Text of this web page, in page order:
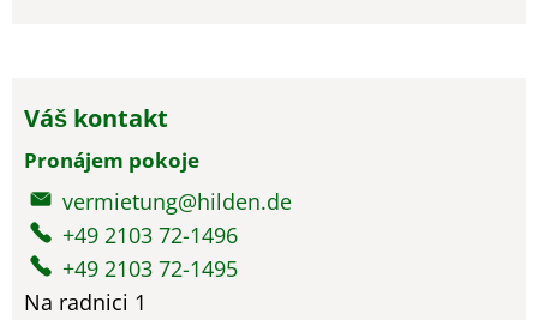
Váš kontakt
Pronájem pokoje
vermietung@hilden.de
+49 2103 72-1496
+49 2103 72-1495
Na radnici 1